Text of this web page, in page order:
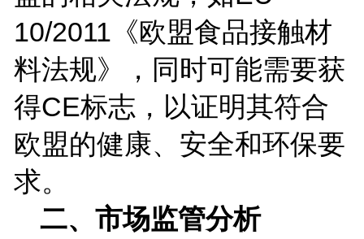
10/2011 《欧盟食品接触材
料法规》，同时可能需要获
得CE标志，以证明其符合
欧盟的健康、安全和环保要
求。
二、市场监管分析